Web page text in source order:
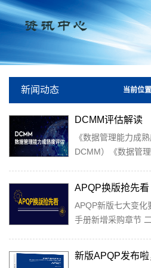
新闻动态 当前位
DCMM评估解读
《数据管理能力成
DCMM）《数据管
念和方法，建立和
善数据管理组织、
进企业向信息化、
值，在提升我国数
国家数据管理体系
APQP换版抢先看
APQP新版七大变化
手册新增采购章节
溯性”内容 六、新增
新版APQP发布啦